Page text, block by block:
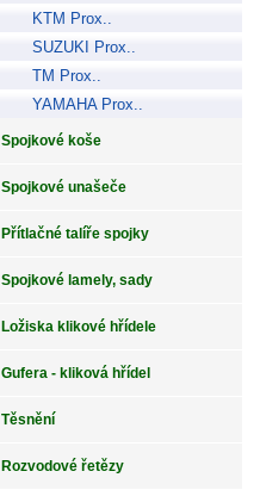
KTM Prox..
SUZUKI Prox..
TM Prox..
YAMAHA Prox..
Spojkové koše
Spojkové unašeče
Přítlačné talíře spojky
Spojkové lamely, sady
Ložiska klikové hřídele
Gufera - kliková hřídel
Těsnění
Rozvodové řetězy